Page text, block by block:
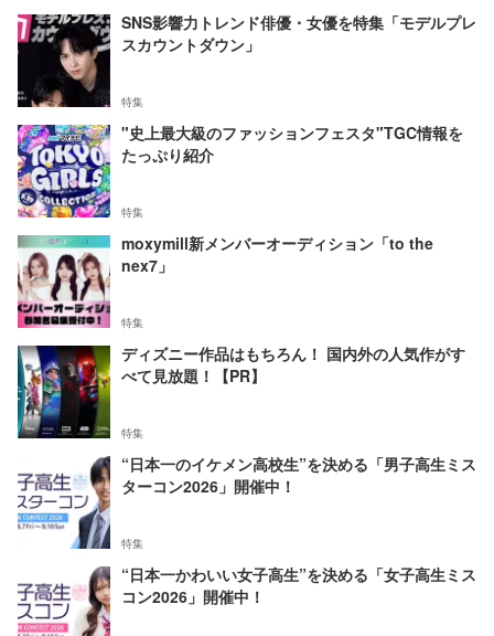
SNS影響力トレンド俳優・女優を特集「モデルプレ
スカウントダウン」
特集
"史上最大級のファッションフェスタ"TGC情報を
たっぷり紹介
特集
moxymill新メンバーオーディション「to the
nex7」
特集
ディズニー作品はもちろん！ 国内外の人気作がす
べて見放題！【PR】
特集
“日本一のイケメン高校生”を決める「男子高生ミス
ターコン2026」開催中！
特集
“日本一かわいい女子高生”を決める「女子高生ミス
コン2026」開催中！